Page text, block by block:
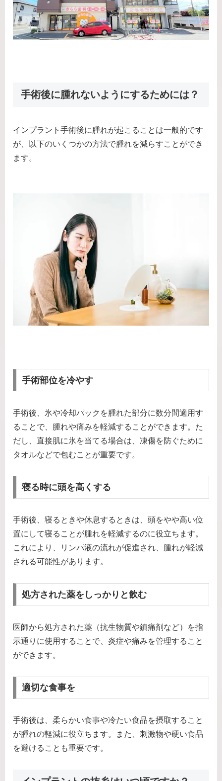
手術後に腫れないようにするためには？
インプラント手術後に腫れが起こることは一般的です
が、以下のいくつかの方法で腫れを減らすことができ
ます。
手術部位を冷やす
手術後、氷や冷却パックを腫れた部分に数分間適用す
ることで、腫れや痛みを軽減することができます。た
だし、直接肌に氷を当てる場合は、凍傷を防ぐために
タオルなどで包むことが重要です。
寝る時に頭を高くする
手術後、寝るときや休息するときは、頭をやや高い位
置にして寝ることが腫れを軽減するのに役立ちます。
これにより、リンパ液の流れが促進され、腫れが軽減
される可能性があります。
処方された薬をしっかりと飲む
医師から処方された薬（抗生物質や鎮痛剤など）を指
示通りに使用することで、炎症や痛みを管理すること
ができます。
適切な食事を
手術後は、柔らかい食事や冷たい食品を摂取すること
が腫れの軽減に役立ちます。また、刺激物や硬い食品
を避けることも重要です。